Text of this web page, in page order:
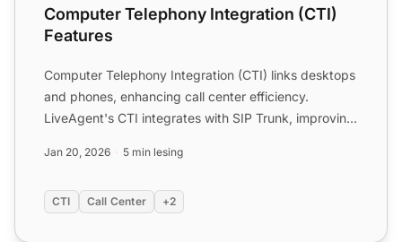
Computer Telephony Integration (CTI)
Features
Computer Telephony Integration (CTI) links desktops
and phones, enhancing call center efficiency.
LiveAgent's CTI integrates with SIP Trunk, improving
Jan 20, 2026 5 min lesing
CTI Call Center +2